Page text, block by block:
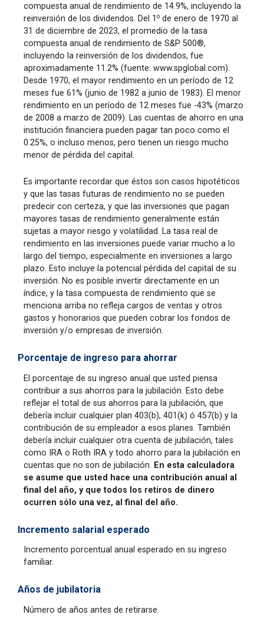
compuesta anual de rendimiento de 14.9%, incluyendo la
reinversión de los dividendos. Del 1 o de enero de 1970 al
31 de diciembre de 2023, el promedio de la tasa
compuesta anual de rendimiento de S&P 500®,
incluyendo la reinversión de los dividendos, fue
aproximadamente 11.2% (fuente: www.spglobal.com).
Desde 1970, el mayor rendimiento en un período de 12
meses fue 61% (junio de 1982 a junio de 1983). El menor
rendimiento en un período de 12 meses fue -43% (marzo
de 2008 a marzo de 2009). Las cuentas de ahorro en una
institución financiera pueden pagar tan poco como el
0.25%, o incluso menos, pero tienen un riesgo mucho
menor de pérdida del capital.
Es importante recordar que éstos son casos hipotéticos
y que las tasas futuras de rendimiento no se pueden
predecir con certeza, y que las inversiones que pagan
mayores tasas de rendimiento generalmente están
sujetas a mayor riesgo y volatilidad. La tasa real de
rendimiento en las inversiones puede variar mucho a lo
largo del tiempo, especialmente en inversiones a largo
plazo. Esto incluye la potencial pérdida del capital de su
inversión. No es posible invertir directamente en un
índice, y la tasa compuesta de rendimiento que se
menciona arriba no refleja cargos de ventas y otros
gastos y honorarios que pueden cobrar los fondos de
inversión y/o empresas de inversión.
Porcentaje de ingreso para ahorrar
El porcentaje de su ingreso anual que usted piensa
contribuir a sus ahorros para la jubilación. Esto debe
reflejar el total de sus ahorros para la jubilación, que
debería incluir cualquier plan 403(b), 401(k) ó 457(b) y la
contribución de su empleador a esos planes. También
debería incluir cualquier otra cuenta de jubilación, tales
como IRA o Roth IRA y todo ahorro para la jubilación en
cuentas que no son de jubilación. En esta calculadora
se asume que usted hace una contribución anual al
final del año, y que todos los retiros de dinero
ocurren sólo una vez, al final del año.
Incremento salarial esperado
Incremento porcentual anual esperado en su ingreso
familiar.
Años de jubilatoria
Número de años antes de retirarse.